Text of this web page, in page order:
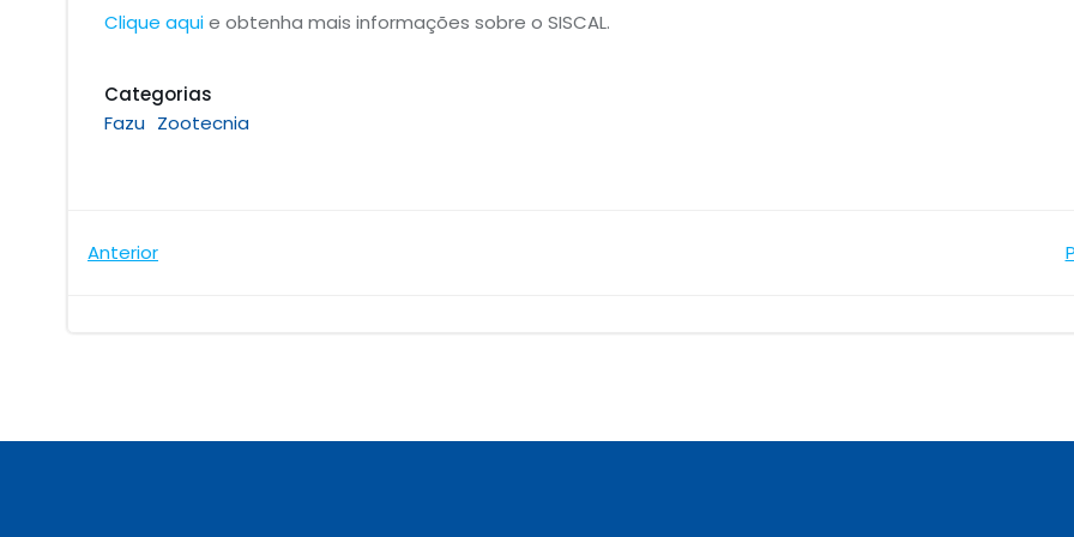
Clique aquie obtenha mais informações sobre o SISCAL.
Categorias
Fazu Zootecnia
Navegação
Anterior